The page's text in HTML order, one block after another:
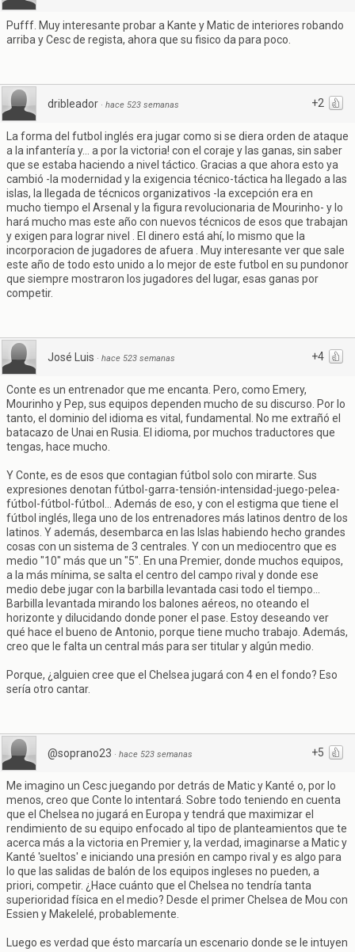
Pufff. Muy interesante probar a Kante y Matic de interiores robando
arriba y Cesc de regista, ahora que su fisico da para poco.
+2
dribleador · hace 523 semanas
La forma del futbol inglés era jugar como si se diera orden de ataque
a la infantería y... a por la victoria! con el coraje y las ganas, sin saber
que se estaba haciendo a nivel táctico. Gracias a que ahora esto ya
cambió -la modernidad y la exigencia técnico-táctica ha llegado a las
islas, la llegada de técnicos organizativos -la excepción era en
mucho tiempo el Arsenal y la figura revolucionaria de Mourinho- y lo
hará mucho mas este año con nuevos técnicos de esos que trabajan
y exigen para lograr nivel . El dinero está ahí, lo mismo que la
incorporacion de jugadores de afuera . Muy interesante ver que sale
este año de todo esto unido a lo mejor de este futbol en su pundonor
que siempre mostraron los jugadores del lugar, esas ganas por
competir.
+4
José Luis · hace 523 semanas
Conte es un entrenador que me encanta. Pero, como Emery,
Mourinho y Pep, sus equipos dependen mucho de su discurso. Por lo
tanto, el dominio del idioma es vital, fundamental. No me extrañó el
batacazo de Unai en Rusia. El idioma, por muchos traductores que
tengas, hace mucho.
Y Conte, es de esos que contagian fútbol solo con mirarte. Sus
expresiones denotan fútbol-garra-tensión-intensidad-juego-pelea-
fútbol-fútbol-fútbol... Además de eso, y con el estigma que tiene el
fútbol inglés, llega uno de los entrenadores más latinos dentro de los
latinos. Y además, desembarca en las Islas habiendo hecho grandes
cosas con un sistema de 3 centrales. Y con un mediocentro que es
medio "10" más que un "5". En una Premier, donde muchos equipos,
a la más mínima, se salta el centro del campo rival y donde ese
medio debe jugar con la barbilla levantada casi todo el tiempo...
Barbilla levantada mirando los balones aéreos, no oteando el
horizonte y dilucidando donde poner el pase. Estoy deseando ver
qué hace el bueno de Antonio, porque tiene mucho trabajo. Además,
creo que le falta un central más para ser titular y algún medio.
Porque, ¿alguien cree que el Chelsea jugará con 4 en el fondo? Eso
sería otro cantar.
+5
@soprano23 · hace 523 semanas
Me imagino un Cesc juegando por detrás de Matic y Kanté o, por lo
menos, creo que Conte lo intentará. Sobre todo teniendo en cuenta
que el Chelsea no jugará en Europa y tendrá que maximizar el
rendimiento de su equipo enfocado al tipo de planteamientos que te
acerca más a la victoria en Premier y, la verdad, imaginarse a Matic y
Kanté 'sueltos' e iniciando una presión en campo rival y es algo para
lo que las salidas de balón de los equipos ingleses no pueden, a
priori, competir. ¿Hace cuánto que el Chelsea no tendría tanta
superioridad física en el medio? Desde el primer Chelsea de Mou con
Essien y Makelelé, probablemente.
Luego es verdad que ésto marcaría un escenario donde se le intuyen